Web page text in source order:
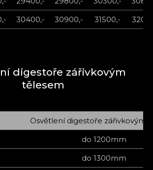
30400,- 30900,- 31500,-
digestoře zářivkovým
tělesem
Osvětlení digestoře zářivkovým
do 1200mm
do 1300mm